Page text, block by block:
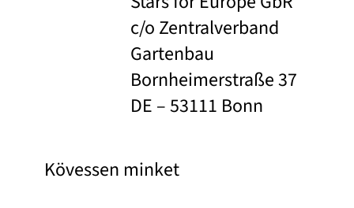
c/o Zentralverband
Gartenbau
Bornheimerstraße 37
DE – 53111 Bonn
Kövessen minket